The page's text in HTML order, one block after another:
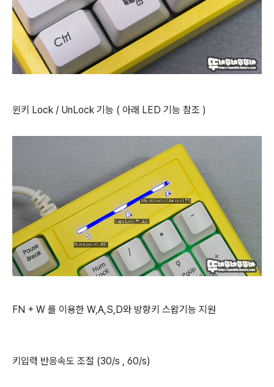
윈키 Lock / UnLock 기능 ( 아래 LED 기능 참조 )
FN + W 를 이용한 W,A,S,D와 방향키 스왑기능 지원
키입력 반응속도 조절 (30/s , 60/s)